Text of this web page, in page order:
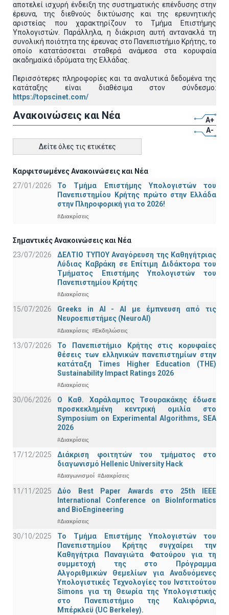
αποτελεί ισχυρή ένδειξη της συστηματικής επένδυσης στην
έρευνα, της διεθνούς δικτύωσης και της ερευνητικής
αριστείας που χαρακτηρίζουν το Τμήμα Επιστήμης
Υπολογιστών. Παράλληλα, η διάκριση αυτή αντανακλά τη
συνολική ποιότητα της έρευνας στο Πανεπιστήμιο Κρήτης, το
οποίο κατατάσσεται σταθερά ανάμεσα στα κορυφαία
ακαδημαϊκά ιδρύματα της Ελλάδας.
Περισσότερες πληροφορίες και τα αναλυτικά δεδομένα της
κατάταξης είναι διαθέσιμα στον σύνδεσμο:
https://topscinet.com/
Ανακοινώσεις και Νέα
A+
A-
Δείτε όλες τις ετικέτες
Καρφιτσωμένες Ανακοινώσεις και Νέα
27/01/2026
Το Τμήμα Επιστήμης Υπολογιστών του
Πανεπιστημίου Κρήτης πρώτο στην Ελλάδα
στην Πληροφορική για το 2026!
#Διακρίσεις
Σημαντικές Ανακοινώσεις και Νέα
23/07/2026
ΔΕΛΤΙΟ ΤΥΠΟΥ Αναγόρευση της Καθηγήτριας
Λύδιας Καβράκη σε Επίτιμη Διδάκτορα του
Τμήματος Επιστήμης Υπολογιστών του
Πανεπιστημίου Κρήτης
#Διακρίσεις
15/07/2026
Greeks in AI - ΑΙ με έμπνευση από τις
Νευροεπιστήμες (NeuroAI)
#Διακρίσεις #Εκδηλώσεις
13/07/2026
Το Πανεπιστήμιο Κρήτης στις κορυφαίες
θέσεις των ελληνικών πανεπιστημίων στην
κατάταξη Times Higher Education (ΤΗΕ)
Sustainability Impact Ratings 2026
#Διακρίσεις
30/06/2026
Ο Καθ. Χαράλαμπος Τσουρακάκης έδωσε
προσκεκλημένη κεντρική ομιλία στο
Symposium on Experimental Algorithms, SEA
2026
#Διακρίσεις
17/12/2025
Διάκριση φοιτητών του τμήματος στο
διαγωνισμό Hellenic University Hack
#Διαγωνισμοί #Διακρίσεις
11/11/2025
Δύο Best Paper Awards στο 25th IEEE
International Conference on BioInformatics
and BioEngineering
#Διακρίσεις
30/10/2025
Το Τμήμα Επιστήμης Υπολογιστών του
Πανεπιστημίου Κρήτης συγχαίρει την
Καθηγήτρια Παναγιώτα Φατούρου για τη
συμμετοχή της στο Πρόγραμμα
Αλγοριθμικών Θεμελίων για Αναδυόμενες
Υπολογιστικές Τεχνολογίες του Ινστιτούτου
Simons για τη Θεωρία της Υπολογιστικής
στο Πανεπιστήμιο της Καλιφόρνια,
Μπέρκλεϋ (UC Berkeley).